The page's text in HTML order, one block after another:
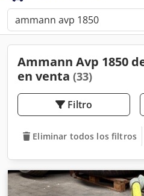
Ammann Avp 1850
en venta (33)
Filtro
Eliminar todos los filtros